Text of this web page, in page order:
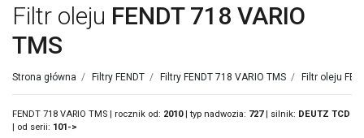
Filtr oleju FENDT 718 VARIO
TMS
Strona główna / Filtry FENDT / Filtry FENDT 718 VARIO TMS / Filtr oleju
FENDT 718 VARIO TMS | rocznik od: 2010| typ nadwozia: 727| silnik: DEUTZ TCD
| od serii: 101->